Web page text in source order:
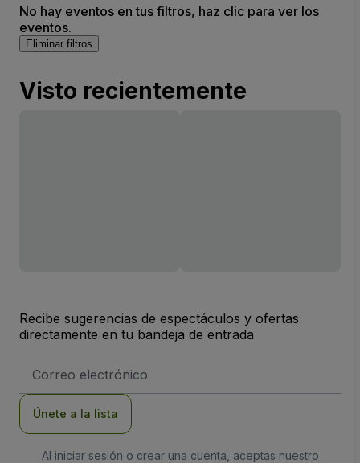
No hay eventos en tus filtros, haz clic para ver los
eventos.
Eliminar filtros
Visto recientemente
Recibe sugerencias de espectáculos y ofertas
directamente en tu bandeja de entrada
de
Únete a la lista
Al iniciar sesión o crear una cuenta, aceptas nuestro